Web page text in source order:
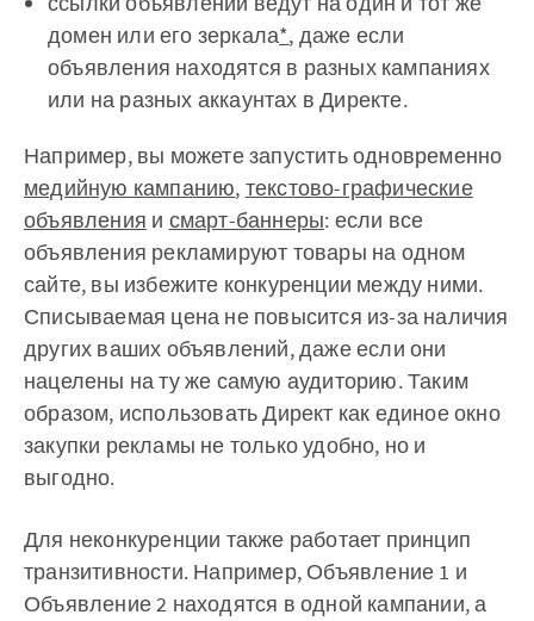
домен или его зеркала*, даже если
объявления находятся в разных кампаниях
или на разных аккаунтах в Директе.
Например, вы можете запустить одновременно
медийную кампанию, текстово-графические
объявления и смарт-баннеры: если все
объявления рекламируют товары на одном
сайте, вы избежите конкуренции между ними.
Списываемая цена не повысится из-за наличия
других ваших объявлений, даже если они
нацелены на ту же самую аудиторию. Таким
образом, использовать Директ как единое окно
закупки рекламы не только удобно, но и
выгодно.
Для неконкуренции также работает принцип
транзитивности. Например, Объявление 1 и
Объявление 2 находятся в одной кампании, а